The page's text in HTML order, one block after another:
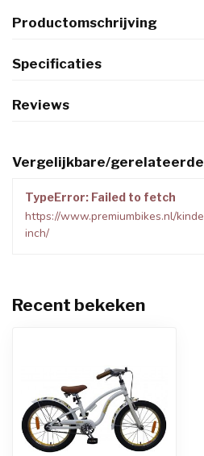
Productomschrijving
Specificaties
Reviews
Vergelijkbare/
TypeError: Failed to fetch
https://www.premiumbikes.nl/
inch/
Recent bekeken